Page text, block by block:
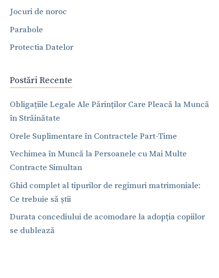
Jocuri de noroc
Parabole
Protectia Datelor
Postări Recente
Obligațiile Legale Ale Părinților Care Pleacă la Muncă
în Străinătate
Orele Suplimentare în Contractele Part-Time
Vechimea în Muncă la Persoanele cu Mai Multe
Contracte Simultan
Ghid complet al tipurilor de regimuri matrimoniale:
Ce trebuie să știi
Durata concediului de acomodare la adopția copiilor
se dublează